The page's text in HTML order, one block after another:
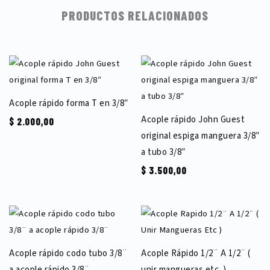
PRODUCTOS RELACIONADOS
Acople rápido forma T en 3/8″
$ 2.000,00
Acople rápido John Guest
original espiga manguera 3/8″
a tubo 3/8″
$ 3.500,00
Acople rápido codo tubo 3/8¨
Acople Rápido 1/2¨ A 1/2¨ (